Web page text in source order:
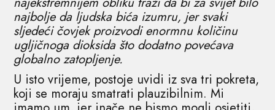
najbolje da ljudska bića izumru, jer svaki
sljedeći čovjek proizvodi enormnu količinu
ugljičnoga dioksida što dodatno povećava
globalno zatopljenje.
U isto vrijeme, postoje uvidi iz sva tri pokreta,
koji se moraju smatrati plauzibilnim. Mi